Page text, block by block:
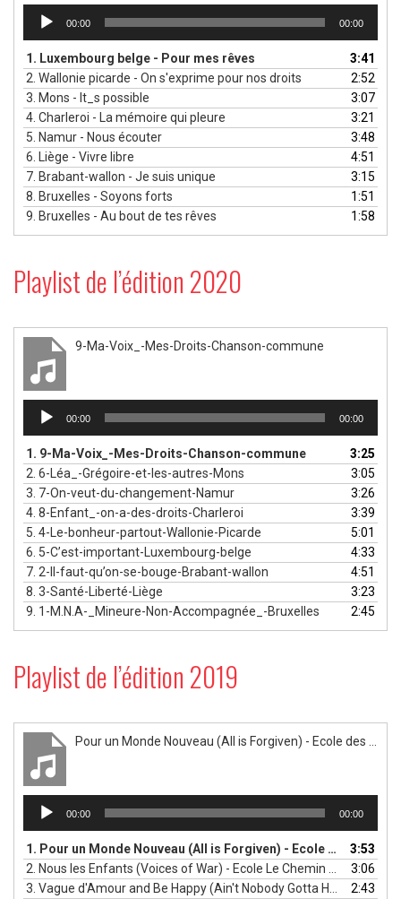
Lecteur
audio
00:00 00:00
1. Luxembourg belge - Pour mes rêves
3:41
2. Wallonie picarde - On s'exprime pour nos droits
2:52
3. Mons - It_s possible
3:07
4. Charleroi - La mémoire qui pleure
3:21
5. Namur - Nous écouter
3:48
6.
Liège - Vivre libre
4:51
7. Brabant-wallon - Je suis unique
3:15
8. Bruxelles - Soyons forts
1:51
9. Bruxelles - Au bout de tes rêves 1:58
Playlist de l’édition 2020
9-Ma-Voix_-Mes-Droits-Chanson-commune
Lecteur
audio
00:00 00:00
1. 9-Ma-Voix_-Mes-Droits-Chanson-commune
3:25
2. 6-Léa_-Grégoire-et-les-autres-Mons
3:05
3. 7-On-veut-du-changement-Namur
3:26
4. 8-Enfant_-on-a-des-droits-Charleroi
3:39
5. 4-Le-bonheur-partout-Wallonie-Picarde
5:01
6. 5-C’est-important-Luxembourg-belge
4:33
7. 2-Il-faut-qu’on-se-bouge-Brabant-wallon
4:51
8. 3-Santé-Liberté-Liège
3:23
9. 1-M.N.A-_Mineure-Non-Accompagnée_-Bruxelles 2:45
Playlist de l’édition 2019
Lecteur
audio
00:00 00:00
1. Pour un Monde Nouveau (All is Forgiven) - Ecole des Sourires - Luxembourg
3:53
2. Nous les Enfants (Voices of War) - Ecole Le Chemin des Enfants - Brabant wallon
3:06
3. Vague d'Amour and Be Happy (Ain't Nobody Gotta Hold Me Down) - Ecole Communale du Val d'Orcq - Wallonie picarde
2:43